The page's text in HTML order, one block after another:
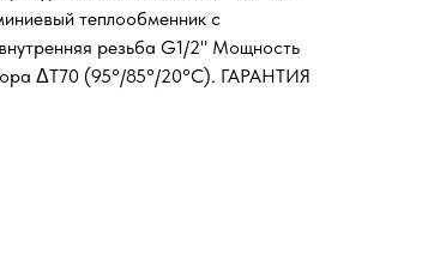
теплообменник с
резьба G1/2" Мощность
ΔT70 (95°/85°/20°С). ГАРАНТИЯ